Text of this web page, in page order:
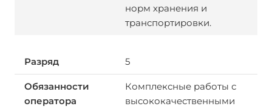
норм хранения и
транспортировки.
5
Комплексные работы с
высококачественными